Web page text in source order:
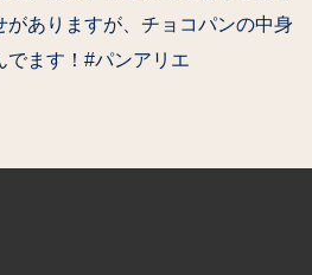
がありますが、チョコパンの中身
でます！#パンアリエ